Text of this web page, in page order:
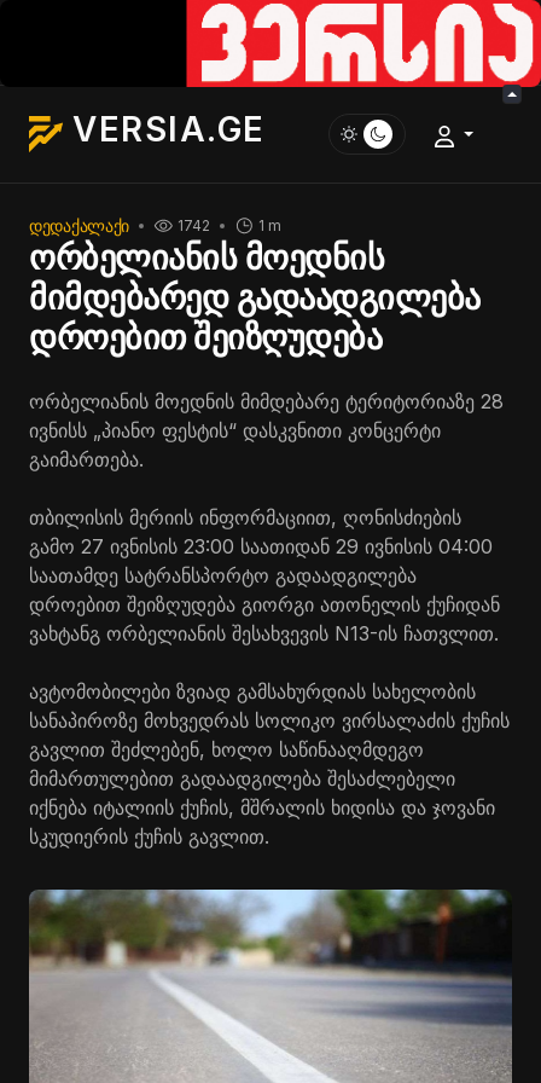
VERSIA.GE
ᲓᲔᲓᲐᲥᲐᲚᲐᲥᲘ 1 m
1742
ორბელიანის მოედნის
მიმდებარედ გადაადგილება
დროებით შეიზღუდება
ორბელიანის მოედნის მიმდებარე ტერიტორიაზე 28
ივნისს „პიანო ფესტის“ დასკვნითი კონცერტი
გაიმართება.
თბილისის მერიის ინფორმაციით, ღონისძიების
გამო 27 ივნისის 23:00 საათიდან 29 ივნისის 04:00
საათამდე სატრანსპორტო გადაადგილება
დროებით შეიზღუდება გიორგი ათონელის ქუჩიდან
ვახტანგ ორბელიანის შესახვევის N13-ის ჩათვლით.
ავტომობილები ზვიად გამსახურდიას სახელობის
სანაპიროზე მოხვედრას სოლიკო ვირსალაძის ქუჩის
გავლით შეძლებენ, ხოლო საწინააღმდეგო
მიმართულებით გადაადგილება შესაძლებელი
იქნება იტალიის ქუჩის, მშრალის ხიდისა და ჯოვანი
სკუდიერის ქუჩის გავლით.